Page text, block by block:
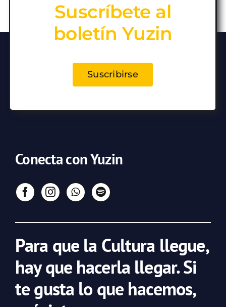
Suscríbete al
boletín Yuzin
Suscribirse
Conecta con Yuzin
Para que la Cultura llegue,
hay que hacerla llegar. Si
te gusta lo que hacemos,